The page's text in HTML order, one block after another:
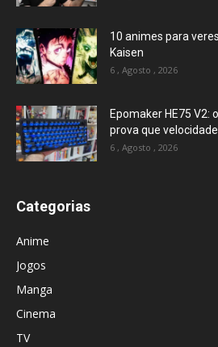
10 animes para
Kaisen
6 , Agosto , 2026
Epomaker HE75 V2:
prova que
6 , Agosto , 2026
Categorias
Anime
Jogos
Manga
Cinema
TV